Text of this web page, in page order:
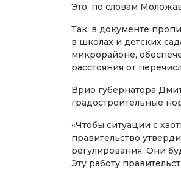
Это, по словам
Так, в документе
в школах и детских
микрорайоне,
расстояния от
Врио губернатора
градостроительные
«Чтобы ситуации с
правительство
регулирования. Они
Эту работу